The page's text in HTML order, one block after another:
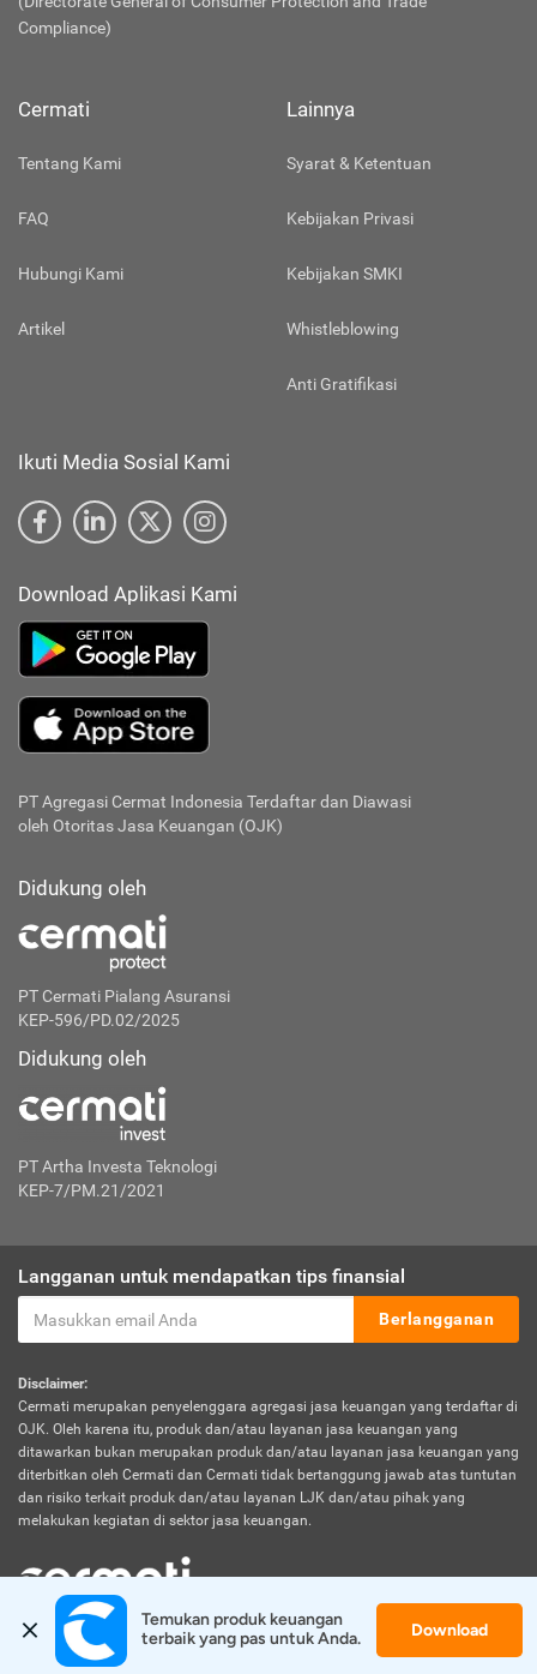
Compliance)
Cermati
Tentang Kami
FAQ
Hubungi Kami
Artikel
Lainnya
Syarat & Ketentuan
Kebijakan Privasi
Kebijakan SMKI
Whistleblowing
Anti Gratifikasi
Ikuti Media Sosial Kami
Download Aplikasi Kami
PT Agregasi Cermat Indonesia Terdaftar dan Diawasi
oleh Otoritas Jasa Keuangan (OJK)
Didukung oleh
PT Cermati Pialang Asuransi
KEP-596/PD.02/2025
Didukung oleh
PT Artha Investa Teknologi
KEP-7/PM.21/2021
Langganan untuk mendapatkan tips finansial
Berlangganan
Disclaimer:
Cermati merupakan penyelenggara agregasi jasa keuangan yang terdaftar di
OJK. Oleh karena itu, produk dan/atau layanan jasa keuangan yang
ditawarkan bukan merupakan produk dan/atau layanan jasa keuangan yang
diterbitkan oleh Cermati dan Cermati tidak bertanggung jawab atas tuntutan
dan risiko terkait produk dan/atau layanan LJK dan/atau pihak yang
melakukan kegiatan di sektor jasa keuangan.
© 2026 Cermati. All Rights Reserved.
Temukan produk keuangan
terbaik yang pas untuk Anda.
Download